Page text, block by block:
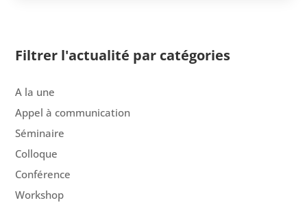
Filtrer l'actualité par catégories
A la une
Appel à communication
Séminaire
Colloque
Conférence
Workshop